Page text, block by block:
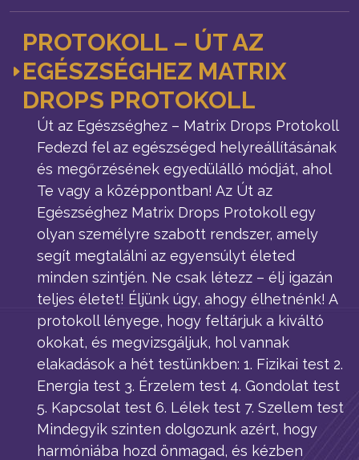
PROTOKOLL – ÚT AZ
EGÉSZSÉGHEZ MATRIX
DROPS PROTOKOLL
Út az Egészséghez – Matrix Drops Protokoll
Fedezd fel az egészséged helyreállításának
és megőrzésének egyedülálló módját, ahol
Te vagy a középpontban! Az Út az
Egészséghez Matrix Drops Protokoll egy
olyan személyre szabott rendszer, amely
segít megtalálni az egyensúlyt életed
minden szintjén. Ne csak létezz – élj igazán
teljes életet! Éljünk úgy, ahogy élhetnénk! A
protokoll lényege, hogy feltárjuk a kiváltó
okokat, és megvizsgáljuk, hol vannak
elakadások a hét testünkben: 1. Fizikai test 2.
Energia test 3. Érzelem test 4. Gondolat test
5. Kapcsolat test 6. Lélek test 7. Szellem test
Mindegyik szinten dolgozunk azért, hogy
harmóniába hozd önmagad, és kézben